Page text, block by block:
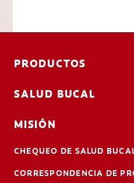
PRODUCTOS
SALUD BUCAL
MISIÓN
CHEQUEO DE SALUD
CORRESPONDENCIA DE